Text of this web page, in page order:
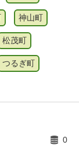
神山町
松茂町
つるぎ町
0